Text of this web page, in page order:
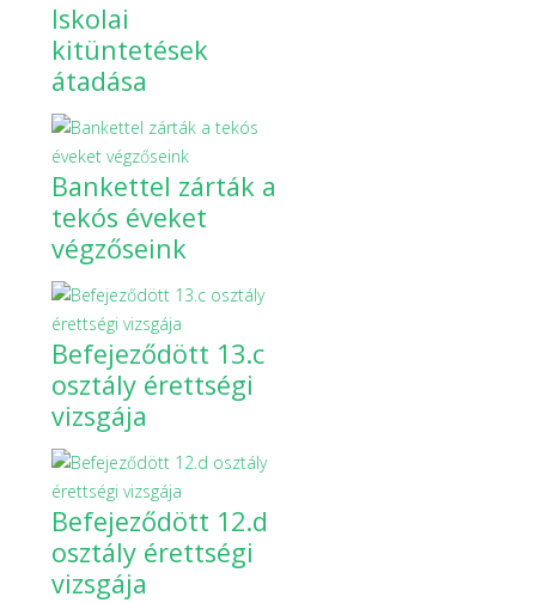
Iskolai
kitüntetések
átadása
Bankettel zárták a
tekós éveket
végzőseink
Befejeződött 13.c
osztály érettségi
vizsgája
Befejeződött 12.d
osztály érettségi
vizsgája